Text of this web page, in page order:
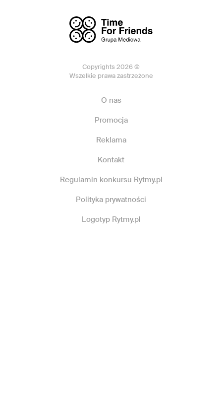
Copyrights 2026 ©
Wszelkie prawa zastrzeżone
O nas
Promocja
Reklama
Kontakt
Regulamin konkursu Rytmy.pl
Polityka prywatności
Logotyp Rytmy.pl